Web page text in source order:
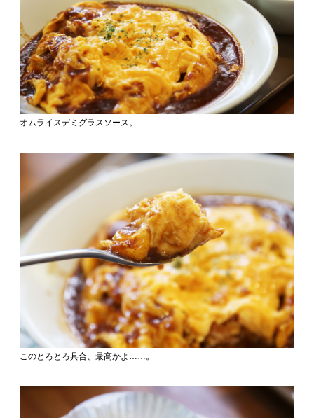
オムライスデミグラスソース。
このとろとろ具合、最高かよ……。